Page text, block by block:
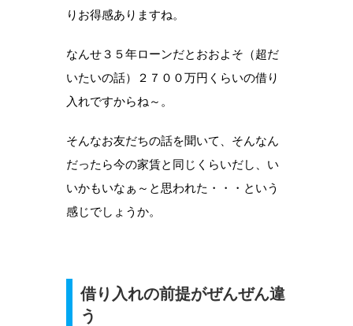
りお得感ありますね。
なんせ３５年ローンだとおおよそ（超だ
いたいの話）２７００万円くらいの借り
入れですからね～。
そんなお友だちの話を聞いて、そんなん
だったら今の家賃と同じくらいだし、い
いかもいなぁ～と思われた・・・という
感じでしょうか。
借り入れの前提がぜんぜん違
う